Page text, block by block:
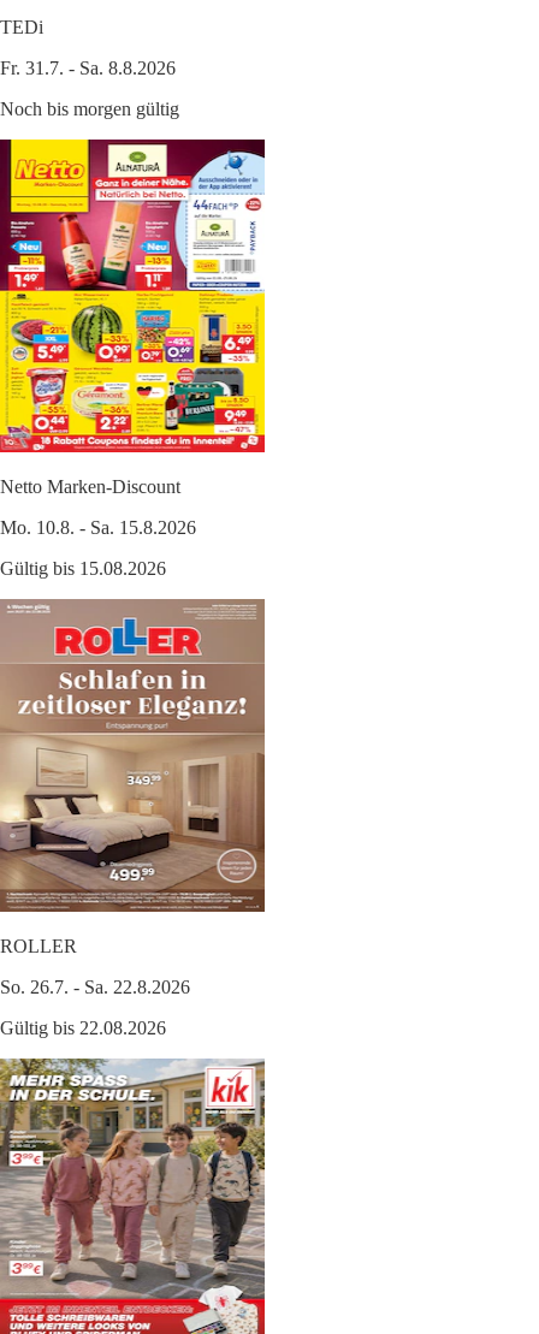
TEDi
Fr. 31.7. - Sa. 8.8.2026
Noch bis morgen gültig
Netto Marken-Discount
Mo. 10.8. - Sa. 15.8.2026
Gültig bis 15.08.2026
ROLLER
So. 26.7. - Sa. 22.8.2026
Gültig bis 22.08.2026